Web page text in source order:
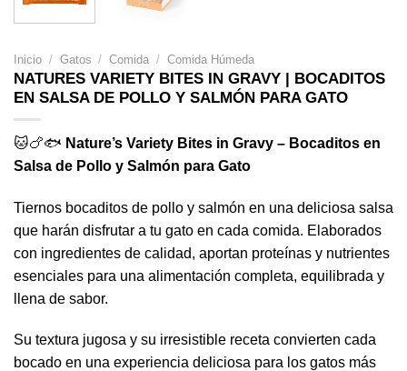
Inicio / Gatos / Comida / Comida Húmeda
NATURES VARIETY BITES IN GRAVY | BOCADITOS
EN SALSA DE POLLO Y SALMÓN PARA GATO
🐱🍗🐟 Nature’s Variety Bites in Gravy – Bocaditos en
Salsa de Pollo y Salmón para Gato
Tiernos bocaditos de pollo y salmón en una deliciosa salsa
que harán disfrutar a tu gato en cada comida. Elaborados
con ingredientes de calidad, aportan proteínas y nutrientes
esenciales para una alimentación completa, equilibrada y
llena de sabor.
Su textura jugosa y su irresistible receta convierten cada
bocado en una experiencia deliciosa para los gatos más